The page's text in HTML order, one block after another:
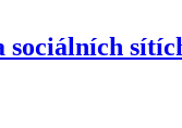
sociálních